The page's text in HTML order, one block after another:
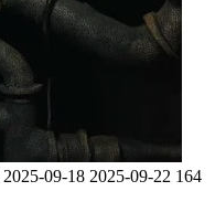
2025-09-18 2025-09-22 164